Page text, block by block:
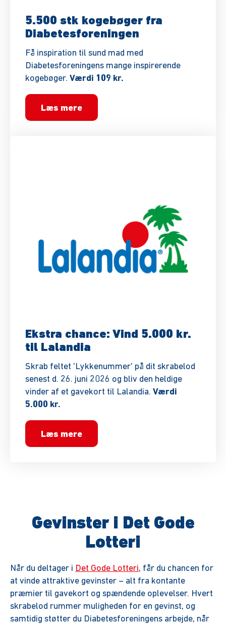
5.500 stk kogebøger fra
Diabetesforeningen
Få inspiration til sund mad med
Diabetesforeningens mange inspirerende
kogebøger. Værdi 109 kr.
Læs mere
Ekstra chance: Vind 5.000 kr.
til Lalandia
Skrab feltet 'Lykkenummer' på dit skrabelod
senest d. 26. juni 2026 og bliv den heldige
vinder af et gavekort til Lalandia. Værdi
5.000 kr.
Læs mere
Gevinster i Det Gode
Lotteri
Når du deltager i Det Gode Lotteri, får du chancen for
at vinde attraktive gevinster – alt fra kontante
præmier til gavekort og spændende oplevelser. Hvert
skrabelod rummer muligheden for en gevinst, og
samtidig støtter du Diabetesforeningens arbejde, når